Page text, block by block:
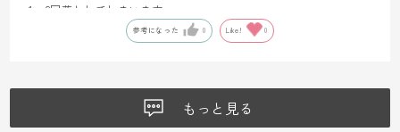
1、2回落としてしまいます。
参考になった 0 Like! 0
もっと見る